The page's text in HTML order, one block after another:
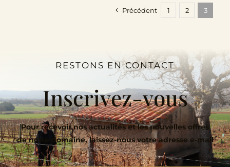
Précédent 1 2 3
RESTONS EN CONTACT
Inscrivez-vous
Pour recevoir nos actualités et les nouvelles offres
de notre domaine, laissez-nous votre adresse e-mail
: